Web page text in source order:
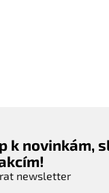
k novinkám,
newsletter